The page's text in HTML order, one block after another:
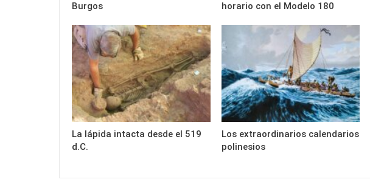
Burgos
horario con el Modelo 180
La lápida intacta desde el 519
d.C.
Los extraordinarios calendarios
polinesios